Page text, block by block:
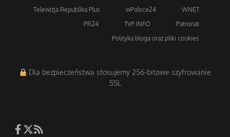
Telewizja Republika Plus
wPolsce24
WNET
PR24
TVP INFO
Patronat
Polityka bloga oraz pliki cookies
Dla bezpieczeństwa stosujemy 256-bitowe szyfrowanie
SSL